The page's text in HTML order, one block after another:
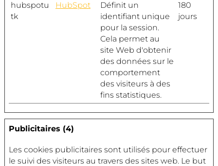
hubspotu
tk
HubSpot
Définit un
identifiant unique
pour la session.
Cela permet au
site Web d'obtenir
des données sur le
comportement
des visiteurs à des
fins statistiques.
180
jours
Publicitaires (4)
Les cookies publicitaires sont utilisés pour effectuer
le suivi des visiteurs au travers des sites web. Le but